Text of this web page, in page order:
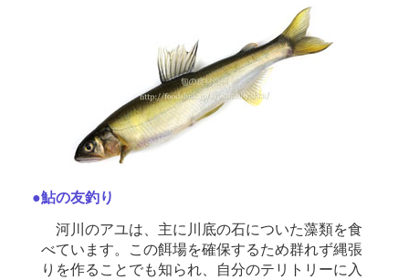
●鮎の友釣り
河川のアユは、主に川底の石についた藻類を食
べています。この餌場を確保するため群れず縄張
りを作ることでも知られ、自分のテリトリーに入